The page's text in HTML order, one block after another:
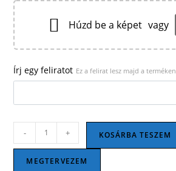
Húzd be a képet vagy
Írj egy feliratot Ez a felirat lesz majd a terméken
Karácsonyi
gömb
- + KOSÁRBA TESZEM
MEGTERVEZEM